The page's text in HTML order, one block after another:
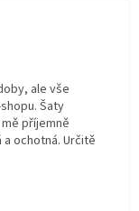
ale vše
Šaty
příjemně
ochotná. Určitě